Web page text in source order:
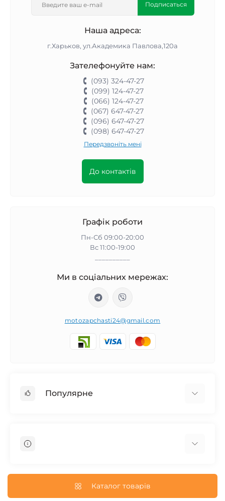
Подписаться
Наша адреса:
г.Харьков, ул.Академика Павлова,120а
Зателефонуйте нам:
(093) 324-47-27
(099) 124-47-27
(066) 124-47-27
(067) 647-47-27
(096) 647-47-27
(098) 647-47-27
Передзвоніть мені
До контактів
Графік роботи
Пн-Сб 09:00-20:00
Вс 11:00-19:00
Ми в соціальних мережах:
motozapchasti24@gmail.com
Популярне
Запчасти на мотоцикл Ява
Запчасти на мотоцикл Восход
Запчасти на Дельту / Delta
Доставка и Оплата
Пользовательское соглашение
Каталог товарів